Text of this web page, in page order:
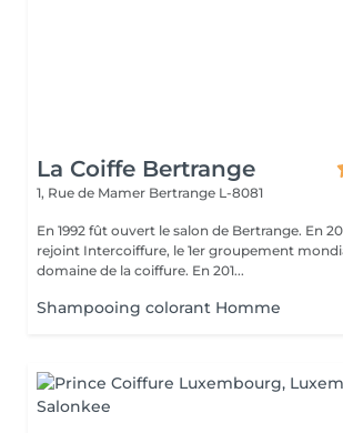
La Coiffe Bertrange
1, Rue de Mamer Bertrange L-8081
En 1992 fût ouvert le salon de Bertrange. En 2001,
rejoint Intercoiffure, le 1er groupement
domaine de la coiffure. En 201...
Shampooing colorant Homme